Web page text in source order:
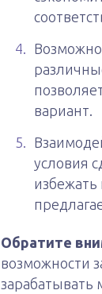
вариант.
условия
Обратите
возможности
зарабатывать